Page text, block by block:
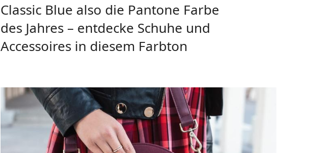
Classic Blue also die Pantone Farbe
des Jahres – entdecke Schuhe und
Accessoires in diesem Farbton